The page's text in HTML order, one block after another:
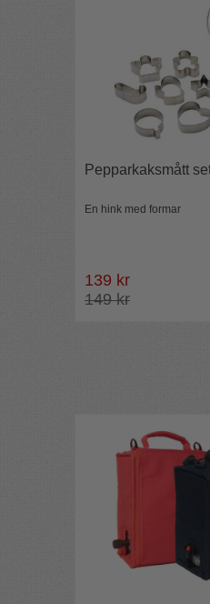
Kavel med
Tålig axel
Träkavlar ska
Kom ihåg att
En blötlagd
Längd:Rulle:
Pepparkaksmått
En hink med formar
139 kr
149 kr